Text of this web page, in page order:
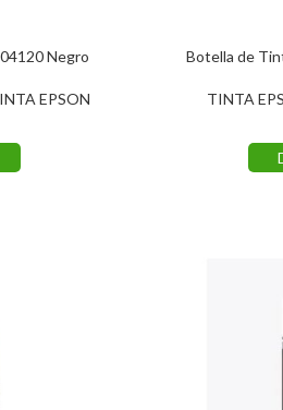
Negro
EPSON
Botella de
TINTA